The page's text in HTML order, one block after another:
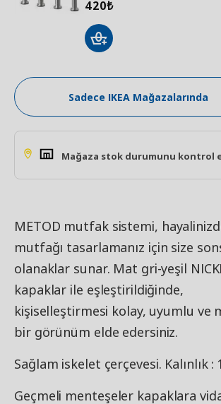
420₺
Sadece IKEA Mağazalarında
Mağaza stok durumunu kontrol
METOD mutfak sistemi,
mutfağı tasarlamanız için size
olanaklar sunar. Mat gri-yeşil
kapaklar ile eşleştirildiğinde,
kişiselleştirmesi kolay, uyumlu ve
bir görünüm elde edersiniz.
Sağlam iskelet çerçevesi. Kalınlık :
Geçmeli menteşeler kapaklara